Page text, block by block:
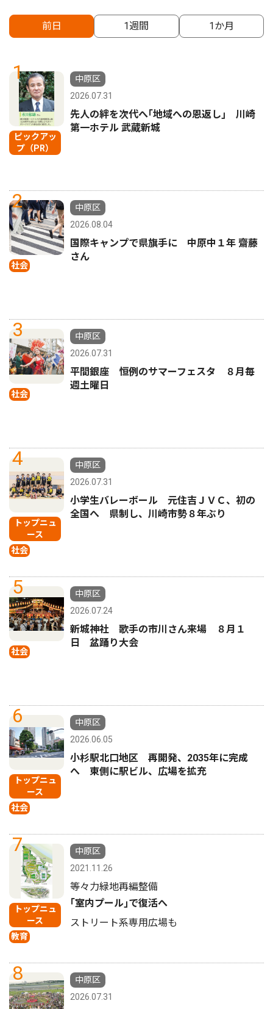
前日 1週間 1か月
1
ピックアッ
プ（PR）
中原区
2026.07.31
先人の絆を次代へ｢地域への恩返し｣ 川崎
第一ホテル 武蔵新城
2
社会
中原区
2026.08.04
国際キャンプで県旗手に 中原中１年 齋藤
さん
3
社会
中原区
2026.07.31
平間銀座 恒例のサマーフェスタ ８月毎
週土曜日
4
トップニュ
ース
社会
中原区
2026.07.31
小学生バレーボール 元住吉ＪＶＣ、初の
全国へ 県制し、川崎市勢８年ぶり
5
社会
中原区
2026.07.24
新城神社 歌手の市川さん来場 ８月１
日 盆踊り大会
6
トップニュ
ース
社会
中原区
2026.06.05
小杉駅北口地区 再開発、2035年に完成
へ 東側に駅ビル、広場を拡充
7
トップニュ
ース
教育
中原区
2021.11.26
等々力緑地再編整備
｢室内プール｣で復活へ
ストリート系専用広場も
8
中原区
2026.07.31